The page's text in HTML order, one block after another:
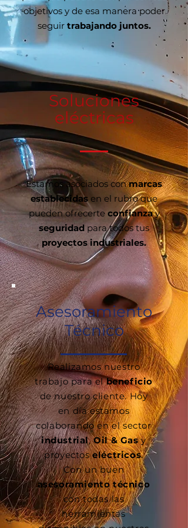
objetivos y de esa manera poder
seguir trabajando juntos.
Soluciones
eléctricas
Estamos asociados conmarcas
establecidas en el rubro que
pueden ofrecerte confianzay
seguridadpara todos tus
proyectos industriales.
Asesoramiento
Técnico
Realizamos nuestro
trabajo para elbeneficio
de nuestro cliente. Hoy
en día estamos
colaborando en el sector
industrial,Oil & Gasy
proyectoseléctricos.
Con un buen
asesoramiento técnico
con todas las
herramientas